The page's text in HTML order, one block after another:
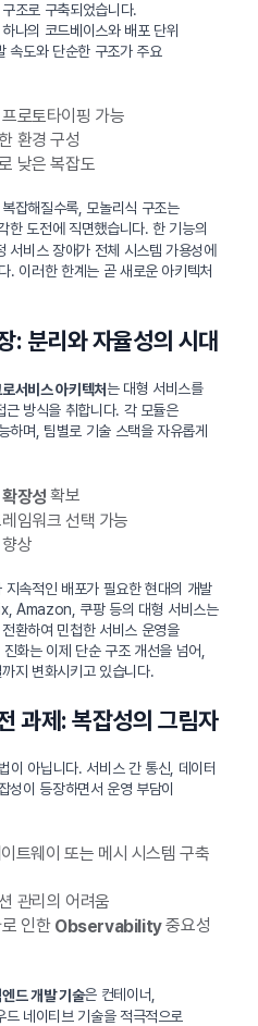
조로 구축되었습니다.
나의 코드베이스와 배포 단위
속도와 단순한 구조가 주요
로토타이핑 가능
환경 구성
낮은 복잡도
잡해질수록, 모놀리식 구조는
한 도전에 직면했습니다. 한 기능의
서비스 장애가 전체 시스템 가용성에
. 이러한 한계는 곧 새로운 아키텍처
: 분리와 자율성의 시대
서비스 아키텍처는 대형 서비스를
근 방식을 취합니다. 각 모듈은
하며, 팀별로 기술 스택을 자유롭게
확장성 확보
임워크 선택 가능
상
속적인 배포가 필요한 현대의 개발
Amazon, 쿠팡 등의 대형 서비스는
환하여 민첩한 서비스 운영을
진화는 이제 단순 구조 개선을 넘어,
지 변화시키고 있습니다.
과제: 복잡성의 그림자
이 아닙니다. 서비스 간 통신, 데이터
성이 등장하면서 운영 부담이
트웨이 또는 메시 시스템 구축
관리의 어려움
인한 Observability중요성
드 개발 기술은 컨테이너,
네이티브 기술을 적극적으로